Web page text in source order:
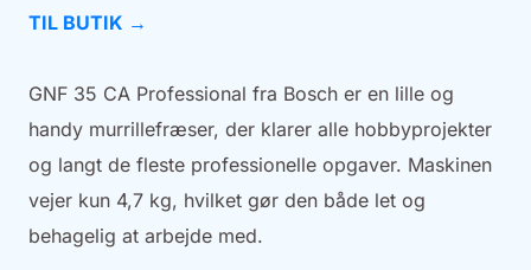
TIL BUTIK →
GNF 35 CA Professional fra Bosch er en lille og
handy murrillefræser, der klarer alle hobbyprojekter
og langt de fleste professionelle opgaver. Maskinen
vejer kun 4,7 kg, hvilket gør den både let og
behagelig at arbejde med.